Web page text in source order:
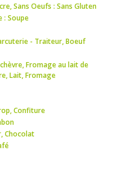
Sans Oeufs : Sans Gluten
: Soupe
- Traiteur,Boeuf
,Fromage au lait de
,Lait,Fromage
,Confiture
,Chocolat